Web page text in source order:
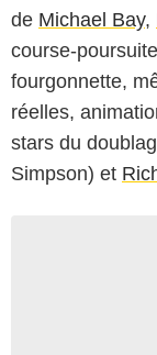
de Michael Bay,
course-
fourgonnette,
réelles,
stars du
Simpson) et